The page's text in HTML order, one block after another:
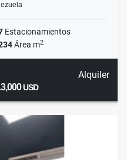
Estacionamientos
Área m2
Alquiler
USD